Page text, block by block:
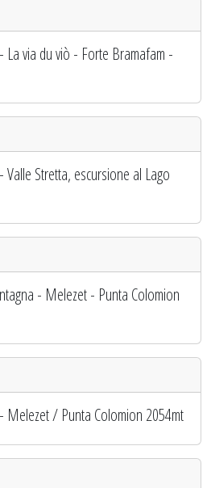
La via du viò - Forte Bramafam -
Valle Stretta, escursione al Lago
- Melezet - Punta Colomion
Melezet / Punta Colomion 2054mt